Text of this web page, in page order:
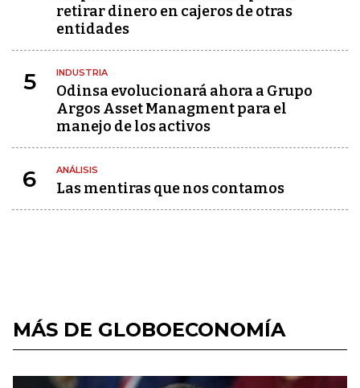
retirar dinero en cajeros de otras
entidades
5 INDUSTRIA
Odinsa evolucionará ahora a Grupo
Argos Asset Managment para el
manejo de los activos
6 ANÁLISIS
Las mentiras que nos contamos
MÁS DE GLOBOECONOMÍA